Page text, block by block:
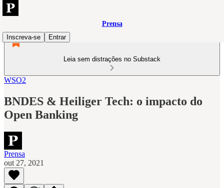
Prensa
Inscreva-se
Entrar
Leia sem distrações no Substack
WSO2
BNDES & Heiliger Tech: o impacto do
Open Banking
Prensa
out 27, 2021